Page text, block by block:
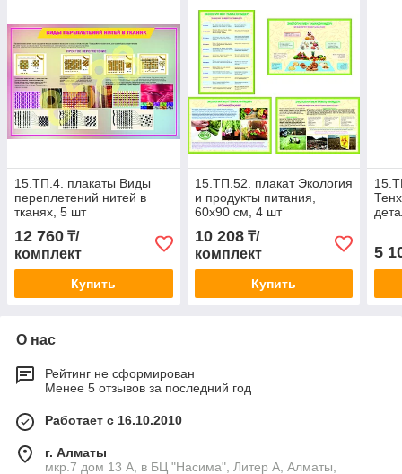
15.ТП.4. плакаты Виды
переплетений нитей в
тканях, 5 шт
12 760 ₸/
комплект
Купить
15.ТП.52. плакат Экология
и продукты питания,
60х90 см, 4 шт
10 208₸/
комплект
Купить
5
О нас
Рейтинг не сформирован
Менее 5 отзывов за последний год
Работает с 16.10.2010
г. Алматы
мкр.7 дом 13 А, в БЦ "Насима", Литер А, Алматы,